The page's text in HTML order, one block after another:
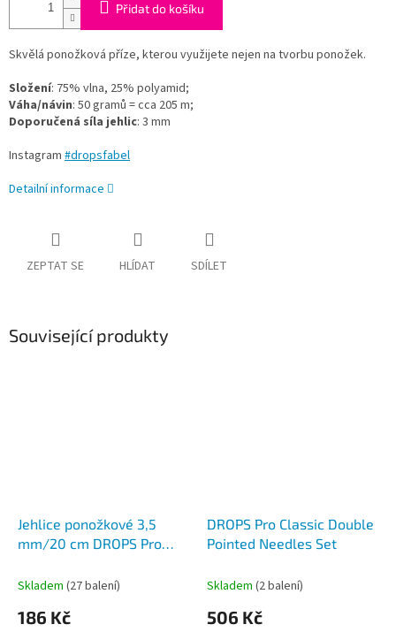
Přidat do košíku
Skvělá ponožková příze, kterou využijete nejen na tvorbu ponožek.
Složení: 75% vlna, 25% polyamid;
Váha/návin: 50 gramů = cca 205 m;
Doporučená síla jehlic: 3 mm
Instagram #dropsfabel
Detailní informace
ZEPTAT SE HLÍDAT SDÍLET
Související produkty
Jehlice ponožkové 3,5
mm/20 cm DROPS Pro
Skladem (27 balení)
186 Kč
DROPS Pro Classic Double
Pointed Needles Set
Skladem (2 balení)
506 Kč